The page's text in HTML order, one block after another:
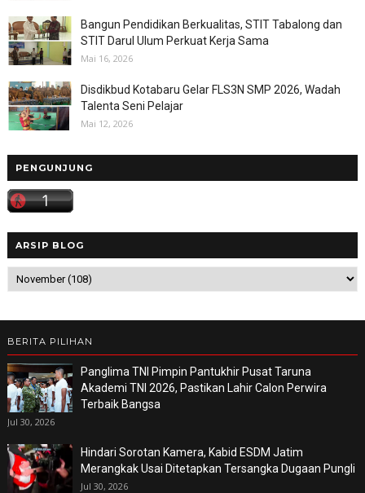
Bangun Pendidikan Berkualitas, STIT Tabalong dan
STIT Darul Ulum Perkuat Kerja Sama
Mai 16, 2026
Disdikbud Kotabaru Gelar FLS3N SMP 2026, Wadah
Talenta Seni Pelajar
Mai 12, 2026
PENGUNJUNG
ARSIP BLOG
BERITA PILIHAN
Panglima TNI Pimpin Pantukhir Pusat Taruna
Akademi TNI 2026, Pastikan Lahir Calon Perwira
Terbaik Bangsa
Jul 30, 2026
Hindari Sorotan Kamera, Kabid ESDM Jatim
Merangkak Usai Ditetapkan Tersangka Dugaan Pungli
Jul 30, 2026